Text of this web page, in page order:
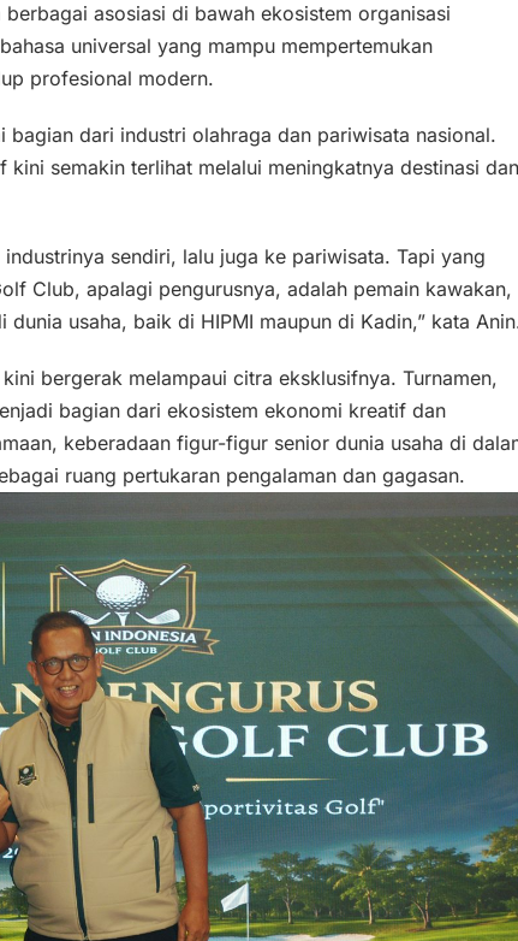
asosiasi di bawah ekosistem organisasi
universal yang mampu mempertemukan
profesional modern.
dari industri olahraga dan pariwisata nasional.
semakin terlihat melalui meningkatnya destinasi dan
sendiri, lalu juga ke pariwisata. Tapi yang
Club, apalagi pengurusnya, adalah pemain kawakan,
usaha, baik di HIPMI maupun di Kadin,” kata
bergerak melampaui citra eksklusifnya. Turnamen,
bagian dari ekosistem ekonomi kreatif dan
keberadaan figur-figur senior dunia usaha di
ruang pertukaran pengalaman dan gagasan.